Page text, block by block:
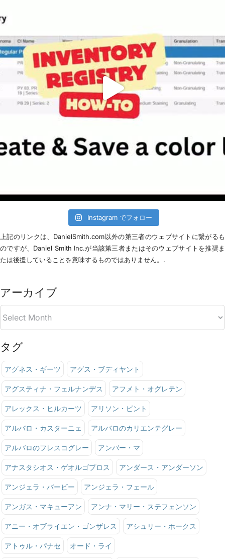
Instagram でフォロー
上記のリンクは、DanielSmith.com以外の第三者のウェブサイトに繋がるも
のですが、Daniel Smith Inc.が当該第三者またはそのウェブサイトを推奨ま
たは後援していることを意味するものではありません。.
アーカイブ
タグ
アグネス・ギーツ アグス・ブディヤント
アグスティナ・フェルナンデス アフメト・オグレテン
アレックス・ヒルカーツ アリソン・ピント
アルバロ・カスターニェ アルバロのカリエンテグレー
アルバロのフレスコグレー アンバー・マ
アナスタシオス・ゲオルゴプロス アンダース・アンダーソン
アンジェラ・バービー アンジェラ・フェール
アンガス・マキューアン アンナ・マリー・ステフェンソン
アニー・オブライエン・ゴンザレス アシュリー・ホークス
アトゥル・パナセ オード・ライ